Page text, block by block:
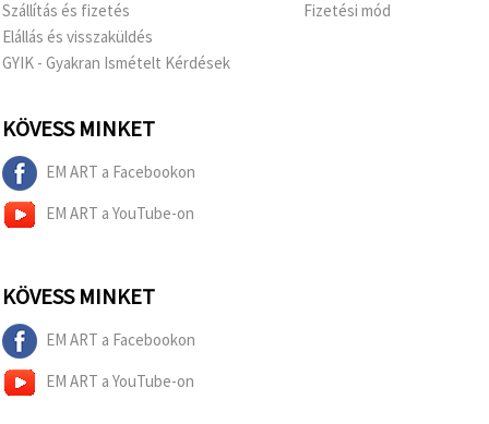
Szállítás és fizetés
Elállás és visszaküldés
GYIK - Gyakran Ismételt Kérdések
Fizetési mód
KÖVESS MINKET
EM ART a Facebookon
EM ART a YouTube-on
KÖVESS MINKET
EM ART a Facebookon
EM ART a YouTube-on